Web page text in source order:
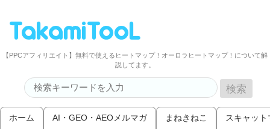
【PPCアフィリエイト】無料で使えるヒートマップ！オーロラヒートマップ！について解
説してます。
ホーム AI・GEO・AEOメルマガ まねきねこ スキャット